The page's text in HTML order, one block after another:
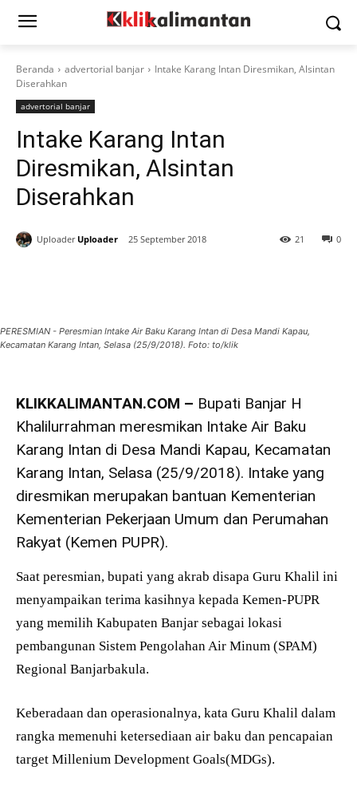
Beranda advertorial banjar
Intake Karang Intan Diresmikan, Alsintan
Diserahkan
advertorial banjar
Intake Karang Intan
Diresmikan, Alsintan
Diserahkan
Uploader Uploader 25 September 2018 0
21
PERESMIAN - Peresmian Intake Air Baku Karang Intan di Desa Mandi Kapau,
Kecamatan Karang Intan, Selasa (25/9/2018). Foto: to/klik
KLIKKALIMANTAN.COM – Bupati Banjar H
Khalilurrahman meresmikan Intake Air Baku
Karang Intan di Desa Mandi Kapau, Kecamatan
Karang Intan, Selasa (25/9/2018). Intake yang
diresmikan merupakan bantuan Kementerian
Kementerian Pekerjaan Umum dan Perumahan
Rakyat (Kemen PUPR).
Saat peresmian, bupati yang akrab disapa Guru Khalil ini
menyampaikan terima kasihnya kepada Kemen-PUPR
yang memilih Kabupaten Banjar sebagai lokasi
pembangunan Sistem Pengolahan Air Minum (SPAM)
Regional Banjarbakula.
Keberadaan dan operasionalnya, kata Guru Khalil dalam
rangka memenuhi ketersediaan air baku dan pencapaian
target Millenium Development Goals(MDGs).